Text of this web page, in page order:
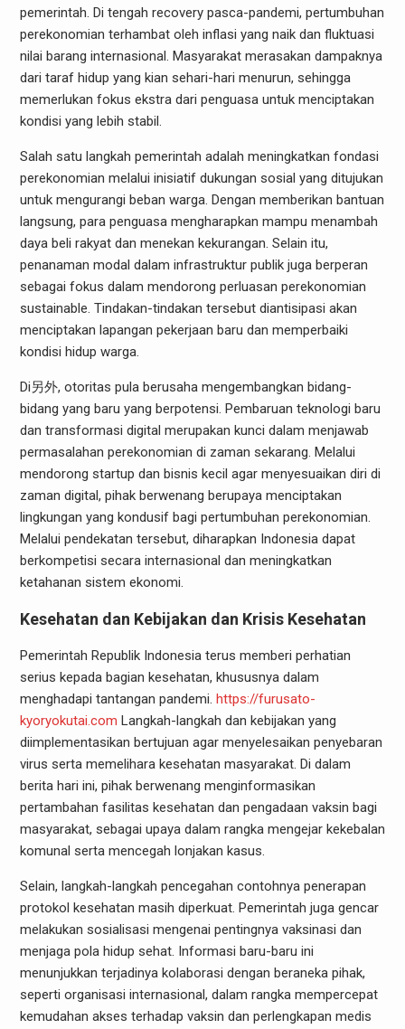
pemerintah. Di tengah recovery pasca-pandemi, pertumbuhan
perekonomian terhambat oleh inflasi yang naik dan fluktuasi
nilai barang internasional. Masyarakat merasakan dampaknya
dari taraf hidup yang kian sehari-hari menurun, sehingga
memerlukan fokus ekstra dari penguasa untuk menciptakan
kondisi yang lebih stabil.
Salah satu langkah pemerintah adalah meningkatkan fondasi
perekonomian melalui inisiatif dukungan sosial yang ditujukan
untuk mengurangi beban warga. Dengan memberikan bantuan
langsung, para penguasa mengharapkan mampu menambah
daya beli rakyat dan menekan kekurangan. Selain itu,
penanaman modal dalam infrastruktur publik juga berperan
sebagai fokus dalam mendorong perluasan perekonomian
sustainable. Tindakan-tindakan tersebut diantisipasi akan
menciptakan lapangan pekerjaan baru dan memperbaiki
kondisi hidup warga.
Di另外, otoritas pula berusaha mengembangkan bidang-
bidang yang baru yang berpotensi. Pembaruan teknologi baru
dan transformasi digital merupakan kunci dalam menjawab
permasalahan perekonomian di zaman sekarang. Melalui
mendorong startup dan bisnis kecil agar menyesuaikan diri di
zaman digital, pihak berwenang berupaya menciptakan
lingkungan yang kondusif bagi pertumbuhan perekonomian.
Melalui pendekatan tersebut, diharapkan Indonesia dapat
berkompetisi secara internasional dan meningkatkan
ketahanan sistem ekonomi.
Kesehatan dan Kebijakan dan Krisis Kesehatan
Pemerintah Republik Indonesia terus memberi perhatian
serius kepada bagian kesehatan, khususnya dalam
menghadapi tantangan pandemi. https://furusato-
kyoryokutai.com Langkah-langkah dan kebijakan yang
diimplementasikan bertujuan agar menyelesaikan penyebaran
virus serta memelihara kesehatan masyarakat. Di dalam
berita hari ini, pihak berwenang menginformasikan
pertambahan fasilitas kesehatan dan pengadaan vaksin bagi
masyarakat, sebagai upaya dalam rangka mengejar kekebalan
komunal serta mencegah lonjakan kasus.
Selain, langkah-langkah pencegahan contohnya penerapan
protokol kesehatan masih diperkuat. Pemerintah juga gencar
melakukan sosialisasi mengenai pentingnya vaksinasi dan
menjaga pola hidup sehat. Informasi baru-baru ini
menunjukkan terjadinya kolaborasi dengan beraneka pihak,
seperti organisasi internasional, dalam rangka mempercepat
kemudahan akses terhadap vaksin dan perlengkapan medis